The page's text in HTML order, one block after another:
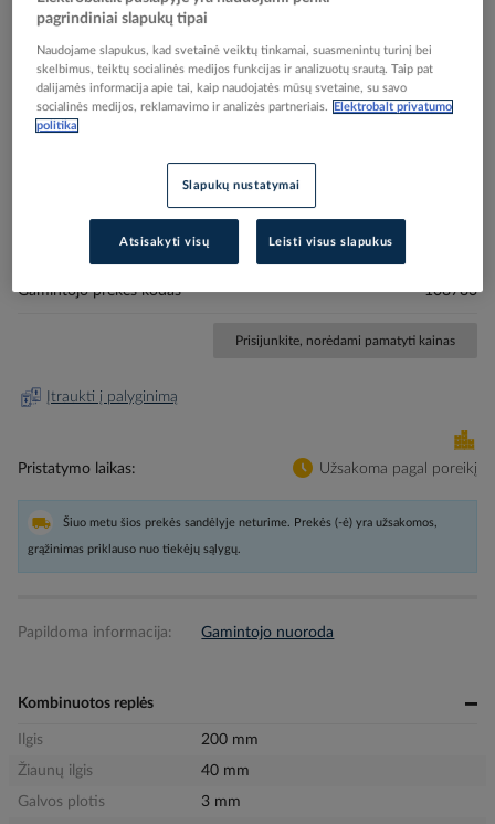
Skip
Reali prekė gali skirtis nuo pavaizduotos nuotraukoje
Replės izoliuotos 200mm 1000V - CIMCO
Elektrobalt prekės kodas
EAN kodas
4021103087831
Gamintojo prekės kodas
108783
Prisijunkite, norėdami pamatyti kainas
Įtraukti į palyginimą
Pristatymo laikas Užsakoma pagal poreikį
Šiuo metu šios prekės sandėlyje neturime. Prekės (-ė) yra užsakomos,
grąžinimas priklauso nuo tiekėjų sąlygų.
Papildoma informacija: Gamintojo nuoroda
Kombinuotos replės
Ilgis
200 mm
Žiaunų ilgis
40 mm
Galvos plotis
3 mm
pagrindiniai slapukų tipai
Naudojame slapukus, kad svetainė veiktų tinkamai, suasmenintų turinį bei
skelbimus, teiktų socialinės medijos funkcijas ir analizuotų srautą. Taip pat
dalijamės informacija apie tai, kaip naudojatės mūsų svetaine, su savo
socialinės medijos, reklamavimo ir analizės partneriais.
Elektrobalt privatumo
politika
Slapukų nustatymai
Atsisakyti visų Leisti visus slapukus